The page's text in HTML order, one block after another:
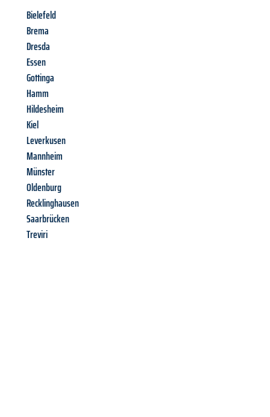
Bielefeld
Brema
Dresda
Essen
Gottinga
Hamm
Hildesheim
Kiel
Leverkusen
Mannheim
Münster
Oldenburg
Recklinghausen
Saarbrücken
Treviri